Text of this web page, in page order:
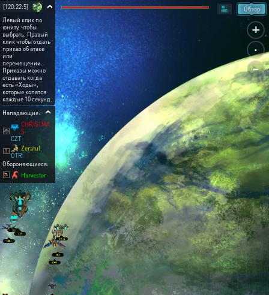
+
.
-
Обзор
[120:22:5]
Левый клик по
юниту, чтобы
выбрать. Правый
клик чтобы отдать
приказ об атаке
или
перемещении.
Приказы можно
отдавать когда
есть «Ходы»,
которые копятся
каждые 10 секунд.
Нападающие:
CHRISTMA
S
CZT
Zeratul
OTR
Обороняющиеся:
Harvester